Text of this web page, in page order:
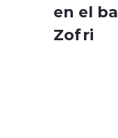
en el
Zofri